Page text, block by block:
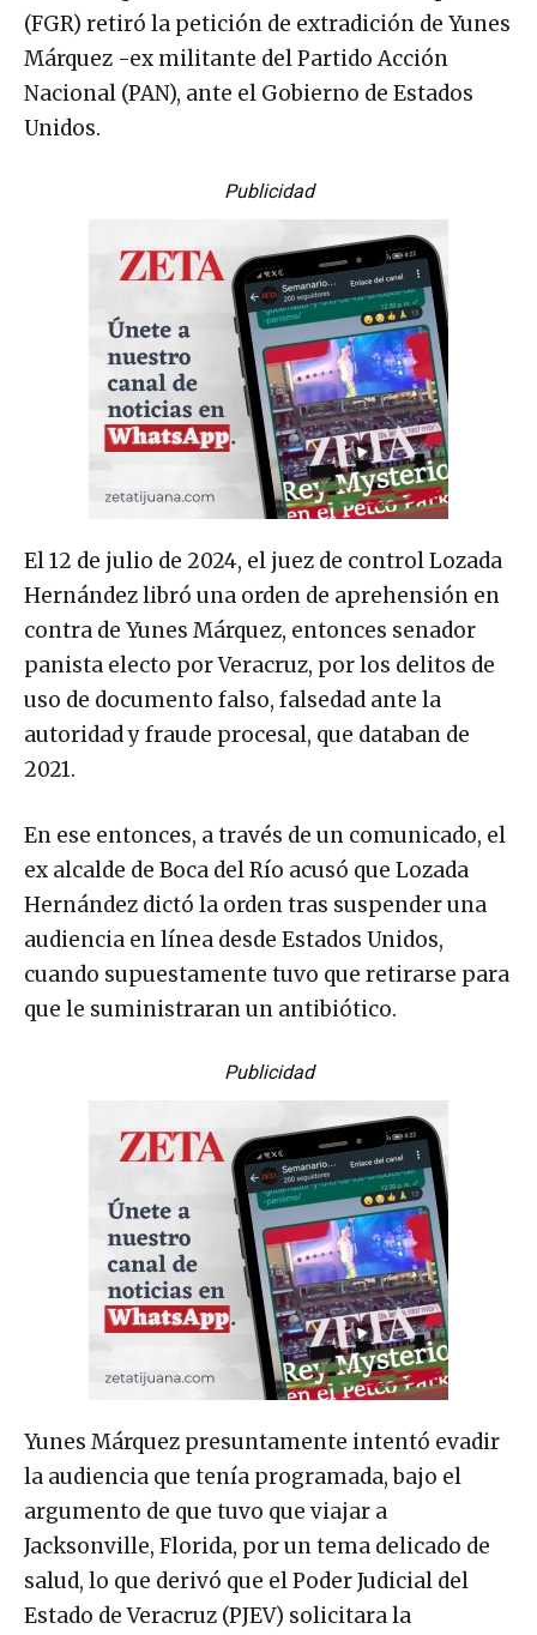
(FGR) retiró la petición de extradición de Yunes
Márquez -ex militante del Partido Acción
Nacional (PAN), ante el Gobierno de Estados
Unidos.
Publicidad
El 12 de julio de 2024, el juez de control Lozada
Hernández libró una orden de aprehensión en
contra de Yunes Márquez, entonces senador
panista electo por Veracruz, por los delitos de
uso de documento falso, falsedad ante la
autoridad y fraude procesal, que databan de
2021.
En ese entonces, a través de un comunicado, el
ex alcalde de Boca del Río acusó que Lozada
Hernández dictó la orden tras suspender una
audiencia en línea desde Estados Unidos,
cuando supuestamente tuvo que retirarse para
que le suministraran un antibiótico.
Publicidad
Yunes Márquez presuntamente intentó evadir
la audiencia que tenía programada, bajo el
argumento de que tuvo que viajar a
Jacksonville, Florida, por un tema delicado de
salud, lo que derivó que el Poder Judicial del
Estado de Veracruz (PJEV) solicitara la